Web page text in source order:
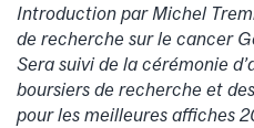
Introduction par Michel
de recherche sur le cancer
Sera suivi de la cérémonie
boursiers de recherche et
pour les meilleures affiches